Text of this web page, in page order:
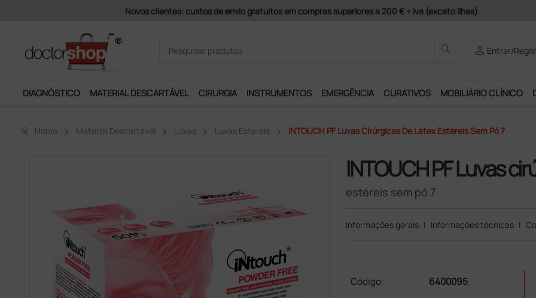
Pagamentos Seguros e Garantia de Satisfação!
search person Entrar/
DIAGNÓSTICO MATERIAL DESCARTÁVEL CIRURGIA INSTRUMENTOS EMERGÊNCIA CURATIVOS MOBILIÁRIO CLÍNICO
home Home Material Descartável Luvas Luvas Estéreis INTOUCH PF Luvas Cirúrgicas De Látex Estéreis Sem Pó 7
INTOUCH PF Luvas
estéreis sem pó 7
Informações gerais | Informações técnicas |
Código:
6400095